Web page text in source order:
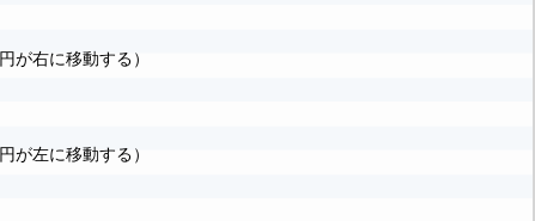
右に移動する）
左に移動する）